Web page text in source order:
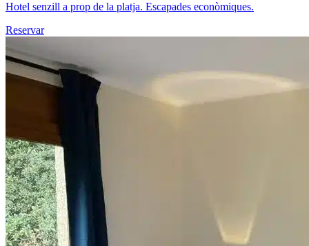
Hotel senzill a prop de la platja. Escapades econòmiques.
Reservar